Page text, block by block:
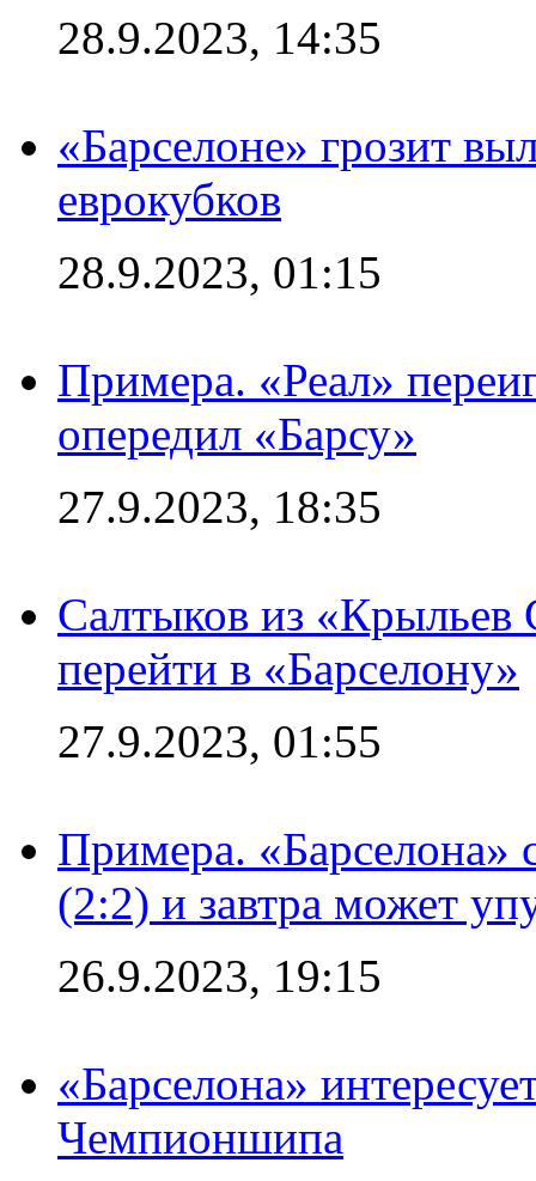
28.9.2023, 14:35
«Барселоне» грозит
еврокубков
28.9.2023, 01:15
Примера. «Реал»
опередил «Барсу»
27.9.2023, 18:35
Салтыков из «Крыльев
перейти в «Барселону»
27.9.2023, 01:55
Примера. «Барселона»
(2:2) и завтра может
26.9.2023, 19:15
«Барселона»
Чемпионшипа